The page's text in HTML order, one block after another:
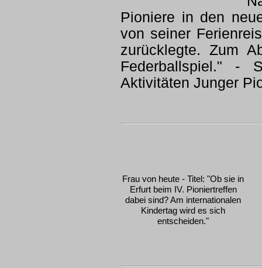
Pioniere in den
von seiner
zurücklegte. Zum
Federballspiel." -
Aktivitäten Junger
Frau von heute - Titel: "Ob sie in
Erfurt beim IV. Pioniertreffen
dabei sind? Am internationalen
Kindertag wird es sich
entscheiden."